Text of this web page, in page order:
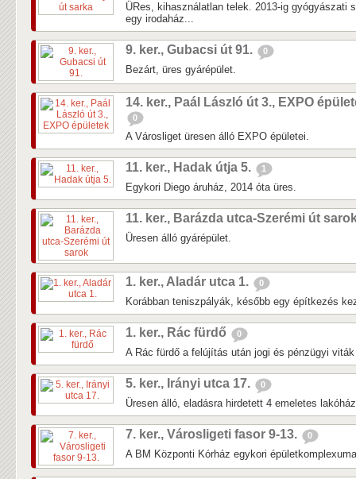
ÜRes, kihasználatlan telek. 2013-ig gyógyászati
egy irodaház...
9. ker., Gubacsi út 91. 0
Bezárt, üres gyárépület.
14. ker., Paál László út 3., EXPO
0
A Városliget üresen álló EXPO épületei.
11. ker., Hadak útja 5. 1
Egykori Diego áruház, 2014 óta üres.
11. ker., Barázda utca-Szerémi út
Üresen álló gyárépület.
1. ker., Aladár utca 1. 0
Korábban teniszpályák, később egy építkezés
1. ker., Rác fürdő 0
A Rác fürdő a felújítás után jogi és pénzügyi
5. ker., Irányi utca 17. 0
Üresen álló, eladásra hirdetett 4 emeletes
7. ker., Városligeti fasor 9-13. 0
A BM Központi Kórház egykori